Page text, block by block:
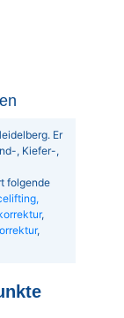
Er
, Kiefer-,
folgende
,
,